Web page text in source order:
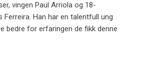
vingen Paul Arriola og 18-
Ferreira. Han har en talentfull ung
bedre for erfaringen de fikk denne